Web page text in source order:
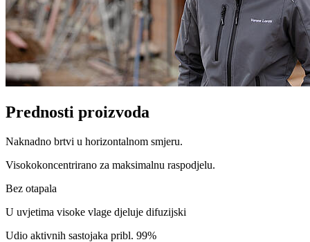
Prednosti proizvoda
Naknadno brtvi u horizontalnom smjeru.
Visokokoncentrirano za maksimalnu raspodjelu.
Bez otapala
U uvjetima visoke vlage djeluje difuzijski
Udio aktivnih sastojaka pribl. 99%